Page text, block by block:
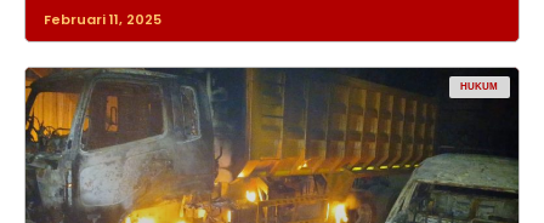
Februari 11, 2025
HUKUM